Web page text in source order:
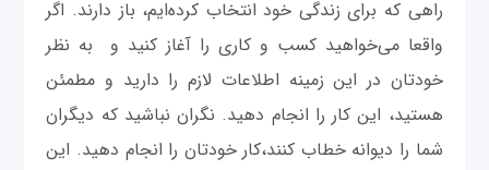
راهی که برای زندگی خود انتخاب کرده‌ایم، باز دارند. اگر
واقعا می‌خواهید کسب و کاری را آغاز کنید و به نظر
خودتان در این زمینه اطلاعات لازم را دارید و مطمئن
هستید، این کار را انجام دهید. نگران نباشید که دیگران
شما را دیوانه خطاب کنند،کار خودتان را انجام دهید. این